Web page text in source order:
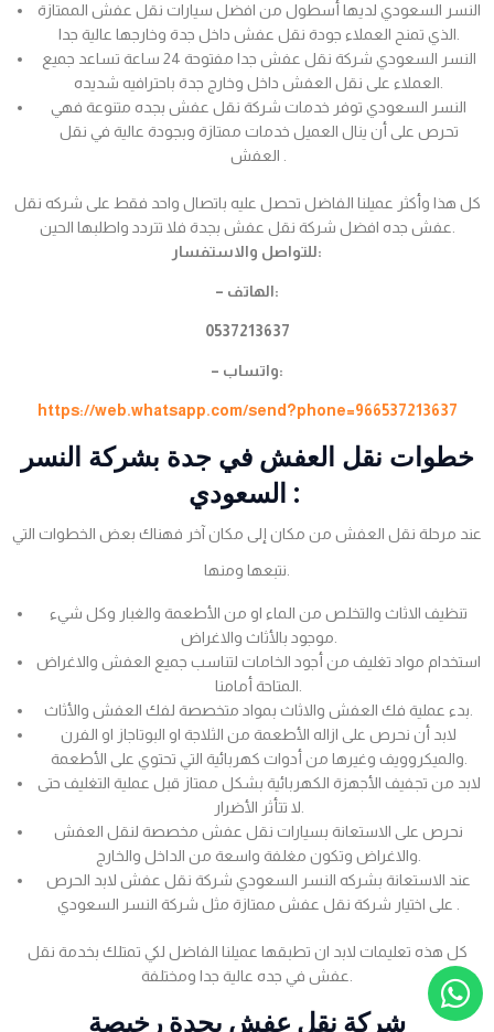
النسر السعودي لديها أسطول من افضل سيارات نقل عفش الممتازة
النسر السعودي شركة نقل عفش جدا مفتوحة 24 ساعة تساعد جميع
النسر السعودي توفر خدمات شركة نقل عفش بجده متنوعة فهي
تحرص على أن ينال العميل خدمات ممتازة وبجودة عالية في نقل
كل هذا وأكثر عميلنا الفاضل تحصل عليه باتصال واحد فقط على شركه نقل
للتواصل والاستفسار:
– الهاتف:
0537213637
– واتساب:
https://web.whatsapp.com/send?phone=966537213637
خطوات نقل العفش في جدة بشركة النسر
السعودي :
عند مرحلة نقل العفش من مكان إلى مكان آخر فهناك بعض الخطوات التي
تنظيف الاثاث والتخلص من الماء او من الأطعمة والغبار وكل شيء
استخدام مواد تغليف من أجود الخامات لتناسب جميع العفش والاغراض
لابد أن نحرص على ازاله الأطعمة من الثلاجة او البوتاجاز او الفرن
لابد من تجفيف الأجهزة الكهربائية بشكل ممتاز قبل عملية التغليف حتى
نحرص على الاستعانة بسيارات نقل عفش مخصصة لنقل العفش
عند الاستعانة بشركه النسر السعودي شركة نقل عفش لابد الحرص
كل هذه تعليمات لابد ان تطبقها عميلنا الفاضل لكي تمتلك بخدمة نقل
شركة نقل عفش بجدة رخيصة